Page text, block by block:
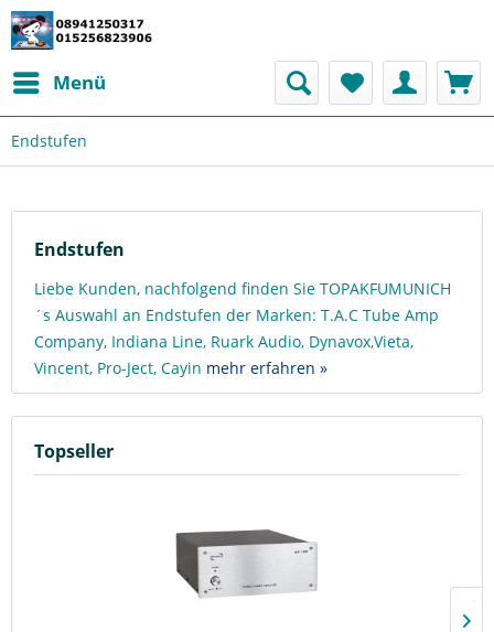
Menü
Endstufen
Endstufen
Liebe Kunden, nachfolgend finden Sie TOPAKFUMUNICH
´s Auswahl an Endstufen der Marken: T.A.C Tube Amp
Company, Indiana Line, Ruark Audio, Dynavox,Vieta,
Vincent, Pro-Ject, Cayin mehr erfahren »
Topseller